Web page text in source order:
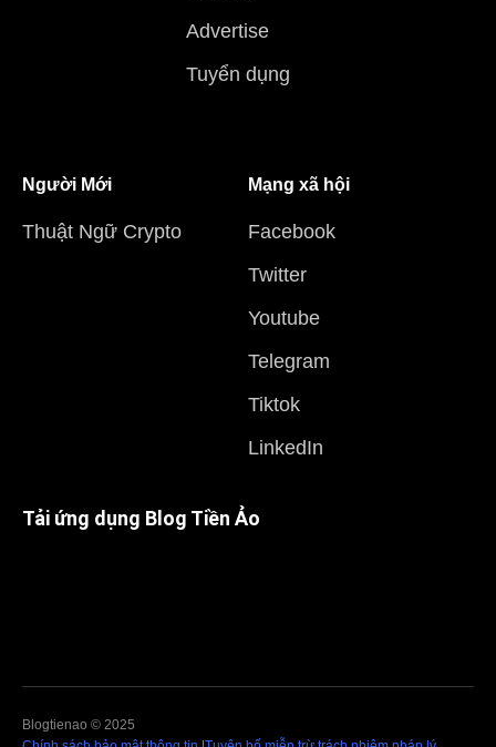
Advertise
Tuyển dụng
Người Mới
Thuật Ngữ Crypto
Mạng xã hội
Facebook
Twitter
Youtube
Telegram
Tiktok
LinkedIn
Tải ứng dụng Blog Tiền Ảo
Blogtienao © 2025